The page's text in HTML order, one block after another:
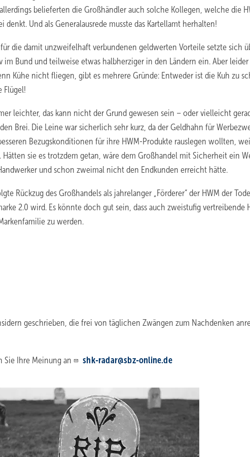
belieferten die Großhändler auch solche Kollegen, welche die
denkt. Und als Generalausrede musste das Kartellamt herhalten!
die damit unzweifelhaft verbundenen geldwerten Vorteile setzte sich
im Bund und teilweise etwas halbherziger in den Ländern ein. Aber leider
Kühe nicht fliegen, gibt es mehrere Gründe: Entweder ist die Kuh zu
Flügel!
leichter, das kann nicht der Grund gewesen sein – oder vielleicht
Brei. Die Leine war sicherlich sehr kurz, da der Geldhahn für
Bezugskonditionen für ihre HWM-Produkte rauslegen wollten,
sie es trotzdem getan, wäre dem Großhandel mit Sicherheit ein
und schon zweimal nicht den Endkunden erreicht hätte.
Rückzug des Großhandels als jahrelanger „Förderer“ der HWM der
2.0 wird. Es könnte doch gut sein, dass auch zweistufig vertreibende
zu werden.
geschrieben, die frei von täglichen Zwängen zum Nachdenken
Sie Ihre Meinung an shk-radar@sbz-online.de